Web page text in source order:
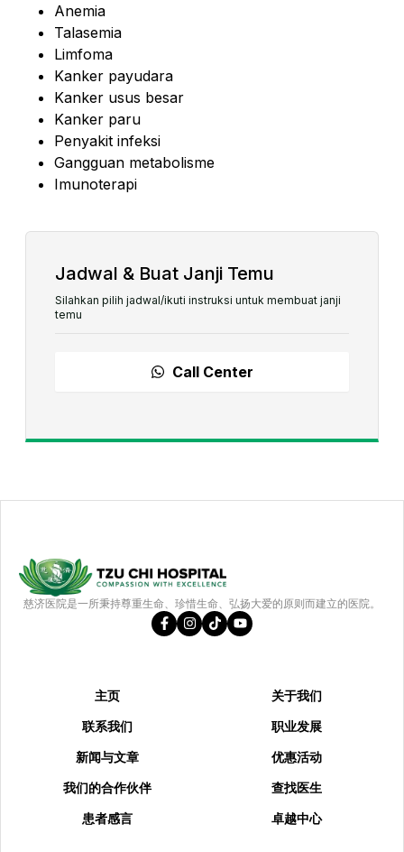
Anemia
Talasemia
Limfoma
Kanker payudara
Kanker usus besar
Kanker paru
Penyakit infeksi
Gangguan metabolisme
Imunoterapi
Jadwal & Buat Janji Temu
Silahkan pilih jadwal/ikuti instruksi untuk membuat janji
temu
Call Center
慈济医院是一所秉持尊重生命、珍惜生命、弘扬大爱的原则而建立的医院。
主页
关于我们
联系我们
职业发展
新闻与文章
优惠活动
我们的合作伙伴
查找医生
患者感言
卓越中心